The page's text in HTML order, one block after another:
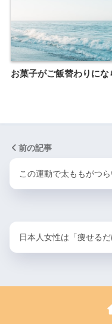
お菓子がご飯替わりにな
前の記事
この運動で太ももがつら
日本人女性は「痩せる